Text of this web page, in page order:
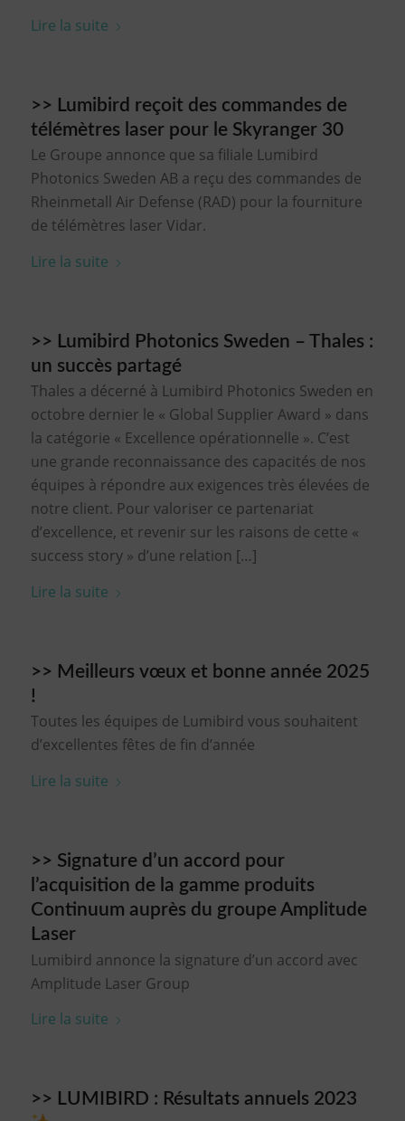
Lire la suite
>> Lumibird reçoit des commandes de
télémètres laser pour le Skyranger 30
Le Groupe annonce que sa filiale Lumibird
Photonics Sweden AB a reçu des commandes de
Rheinmetall Air Defense (RAD) pour la fourniture
de télémètres laser Vidar.
Lire la suite
>> Lumibird Photonics Sweden – Thales :
un succès partagé
Thales a décerné à Lumibird Photonics Sweden en
octobre dernier le « Global Supplier Award » dans
la catégorie « Excellence opérationnelle ». C’est
une grande reconnaissance des capacités de nos
équipes à répondre aux exigences très élevées de
notre client. Pour valoriser ce partenariat
d’excellence, et revenir sur les raisons de cette «
success story » d’une relation […]
Lire la suite
>> Meilleurs vœux et bonne année 2025
!
Toutes les équipes de Lumibird vous souhaitent
d’excellentes fêtes de fin d’année
Lire la suite
>> Signature d’un accord pour
l’acquisition de la gamme produits
Continuum auprès du groupe Amplitude
Laser
Lumibird annonce la signature d’un accord avec
Amplitude Laser Group
Lire la suite
>> LUMIBIRD : Résultats annuels 2023